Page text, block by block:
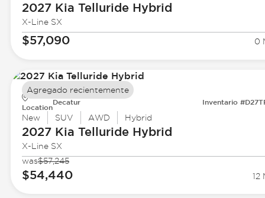
2027 Kia Telluride Hybrid
X-Line SX
$57,090 0
Location
Decatur Inventario
New SUV AWD Hybrid
2027 Kia Telluride Hybrid
X-Line SX
was$57,245
$54,440 12
Agregado recientemente